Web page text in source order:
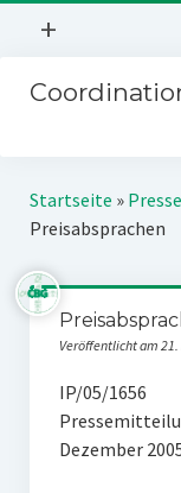
Menü
+
Mitmachen
Über uns
Kontakt
Impressum
Kampagnen
Stichwort BAYER
Jahrestagung
SPENDEN
Startseite »
Preisabsprachen
Veröffentlicht am 21.
IP/05/1656
Dezember